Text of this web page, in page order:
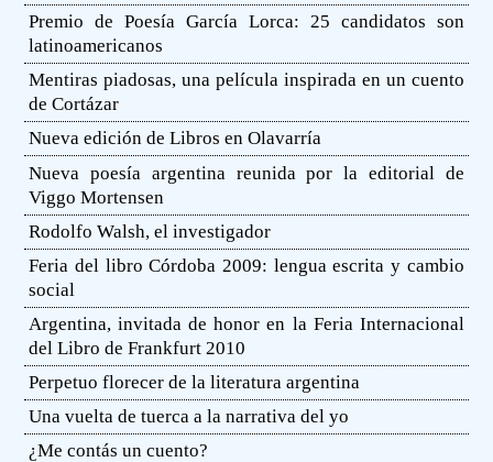
Premio de Poesía García Lorca: 25 candidatos son
latinoamericanos
Mentiras piadosas, una película inspirada en un cuento
de Cortázar
Nueva edición de Libros en Olavarría
Nueva poesía argentina reunida por la editorial de
Viggo Mortensen
Rodolfo Walsh, el investigador
Feria del libro Córdoba 2009: lengua escrita y cambio
social
Argentina, invitada de honor en la Feria Internacional
del Libro de Frankfurt 2010
Perpetuo florecer de la literatura argentina
Una vuelta de tuerca a la narrativa del yo
¿Me contás un cuento?